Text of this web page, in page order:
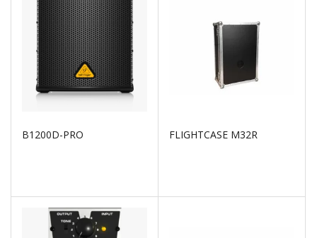
B1200D-PRO FLIGHTCASE M32R